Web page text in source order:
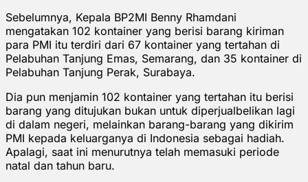
Sebelumnya, Kepala BP2MI Benny Rhamdani
mengatakan 102 kontainer yang berisi barang kiriman
para PMI itu terdiri dari 67 kontainer yang tertahan di
Pelabuhan Tanjung Emas, Semarang, dan 35 kontainer di
Pelabuhan Tanjung Perak, Surabaya.
Dia pun menjamin 102 kontainer yang tertahan itu berisi
barang yang ditujukan bukan untuk diperjualbelikan lagi
di dalam negeri, melainkan barang-barang yang dikirim
PMI kepada keluarganya di Indonesia sebagai hadiah.
Apalagi, saat ini menurutnya telah memasuki periode
natal dan tahun baru.